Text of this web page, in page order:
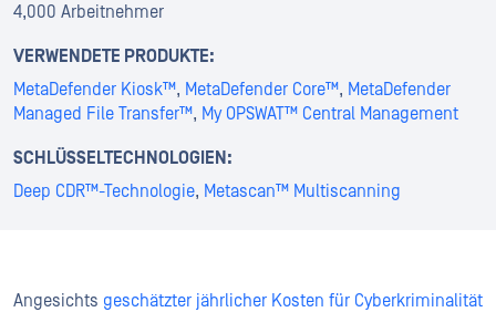
4,000 Arbeitnehmer
VERWENDETE PRODUKTE:
MetaDefender Kiosk™, MetaDefender Core™, MetaDefender
Managed File Transfer™, My OPSWAT™ Central Management
SCHLÜSSELTECHNOLOGIEN:
Deep CDR™-Technologie, Metascan™ Multiscanning
Angesichts geschätzter jährlicher Kosten für Cyberkriminalität